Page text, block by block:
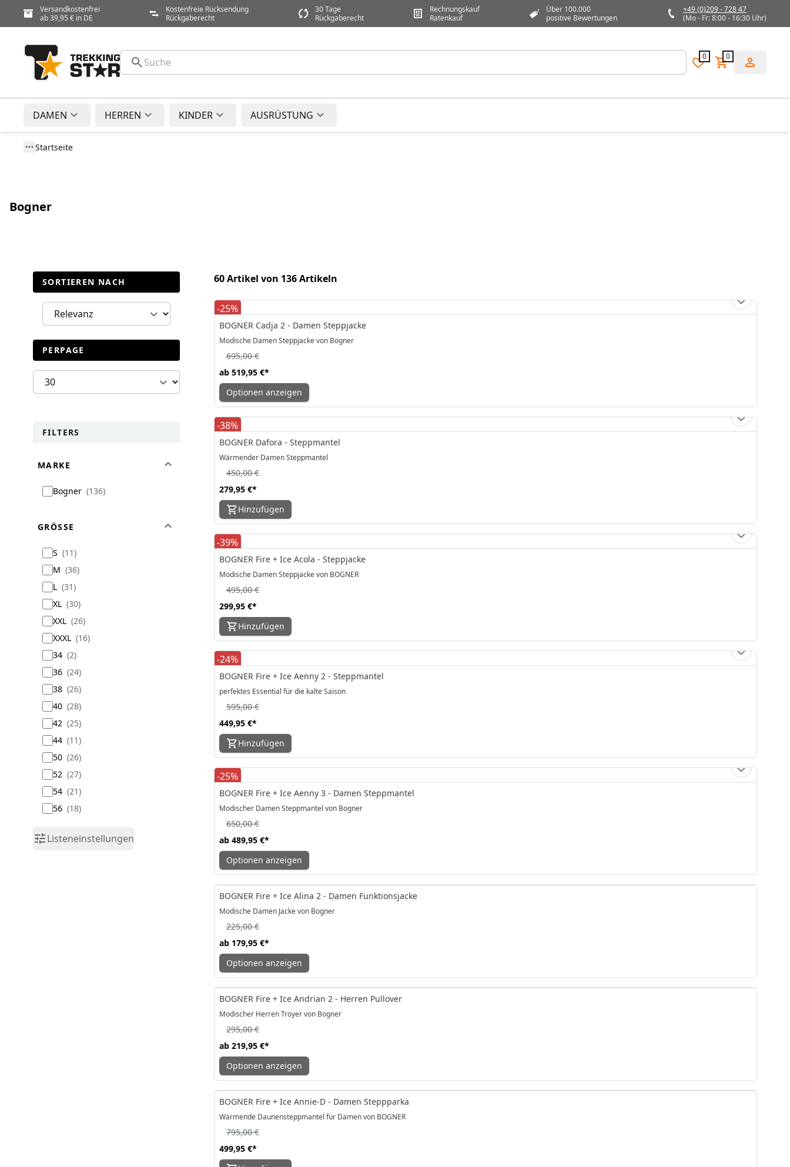
Versandkostenfrei
ab 39,95 € in DE
Kostenfreie Rücksendung
Rückgaberecht
30 Tage
Rückgaberecht
Rechnungskauf
Ratenkauf
Über 100.000
positive Bewertungen
+49 (0)209 - 728 47
(Mo - Fr: 8:00 - 16:30 Uhr)
0 0
DAMEN HERREN KINDER AUSRÜSTUNG
Startseite
Bogner
SORTIEREN NACH
PERPAGE
FILTERS
MARKE
Bogner 136
GRÖSSE
S
11
M
36
L
31
XL
30
XXL
26
XXXL
16
34
2
36
24
38
26
40
28
42
25
44
11
50
26
52
27
54
21
56
18
Listeneinstellungen
60 Artikel von 136 Artikeln
-25%
BOGNER Cadja 2 - Damen Steppjacke
Modische Damen Steppjacke von Bogner
ab 519,95 €*
695,00 €
Optionen anzeigen
-38%
BOGNER Dafora - Steppmantel
Wärmender Damen Steppmantel
279,95 €*
450,00 €
Hinzufügen
-39%
BOGNER Fire + Ice Acola - Steppjacke
Modische Damen Steppjacke von BOGNER
299,95 €*
495,00 €
Hinzufügen
-24%
BOGNER Fire + Ice Aenny 2 - Steppmantel
perfektes Essential für die kalte Saison
449,95 €*
595,00 €
Hinzufügen
-25%
BOGNER Fire + Ice Aenny 3 - Damen Steppmantel
Modischer Damen Steppmantel von Bogner
ab 489,95 €*
650,00 €
Optionen anzeigen
-20%
BOGNER Fire + Ice Alina 2 - Damen Funktionsjacke
Modische Damen Jacke von Bogner
ab 179,95 €*
225,00 €
Optionen anzeigen
-25%
BOGNER Fire + Ice Andrian 2 - Herren Pullover
Modischer Herren Troyer von Bogner
ab 219,95 €*
295,00 €
Optionen anzeigen
-37%
BOGNER Fire + Ice Annie-D - Damen Steppparka
Wärmende Daunensteppmantel für Damen von BOGNER
499,95 €*
795,00 €